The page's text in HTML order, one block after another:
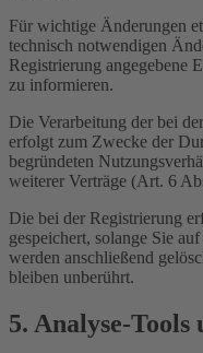
Für wichtige Änderungen
technisch notwendigen
Registrierung angegebene
zu informieren.
Die Verarbeitung der bei
erfolgt zum Zwecke der
begründeten
weiterer Verträge (Art. 6
Die bei der Registrierung
gespeichert, solange Sie
werden anschließend
bleiben unberührt.
5. Analyse-